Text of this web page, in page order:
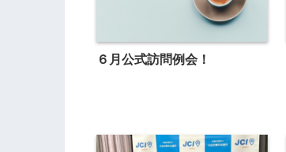
６月公式訪問例会！